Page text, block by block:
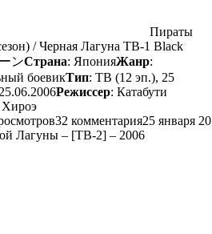
Пираты
/ Черная Лагуна ТВ-1 Black
ンСтрана: ЯпонияЖанр:
боевикТип: ТВ (12 эп.), 25
Режиссер: Катабути
Хироэ
комментария25 января
Лагуны – [ТВ-2] – 2006